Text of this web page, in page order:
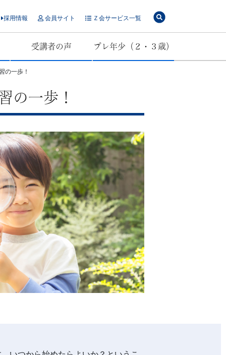
採用情報 会員サイト Ｚ会サービス一覧
受講者の声 プレ年少（２・３歳）
の一歩！
の一歩！